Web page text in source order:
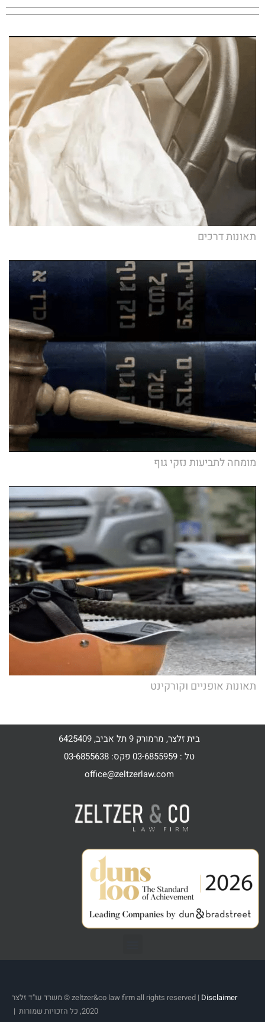
תאונות דרכים
מומחה לתביעות נזקי גוף
תאונות אופניים וקורקינט
בית זלצר, מרמורק 9 תל אביב, 6425409
טל : 03-6855959 פקס: 03-6855638
office@zeltzerlaw.com
zeltzer&co law firm all rights reserved | Disclaimer
© משרד עו"ד זלצר
2020, כל הזכויות שמורות |